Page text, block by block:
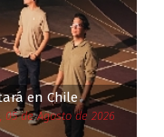
en Chile
05 de Agosto de 2026